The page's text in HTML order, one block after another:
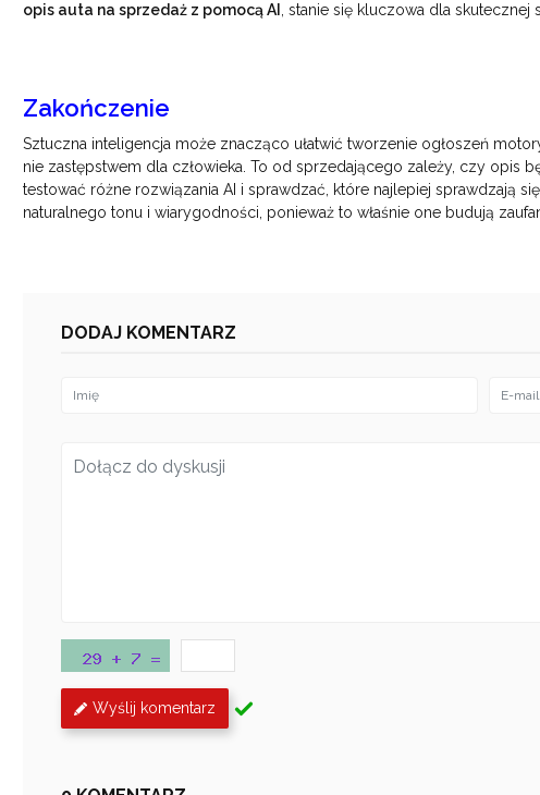
opis auta na sprzedaż z pomocą AI
, stanie się kluczowa dla skutecznej
Zakończenie
Sztuczna inteligencja może znacząco ułatwić tworzenie ogłoszeń
nie zastępstwem dla człowieka. To od sprzedającego zależy, czy opis
testować różne rozwiązania AI i sprawdzać, które najlepiej sprawdzają
naturalnego tonu i wiarygodności, ponieważ to właśnie one budują
DODAJ KOMENTARZ
Wyślij komentarz